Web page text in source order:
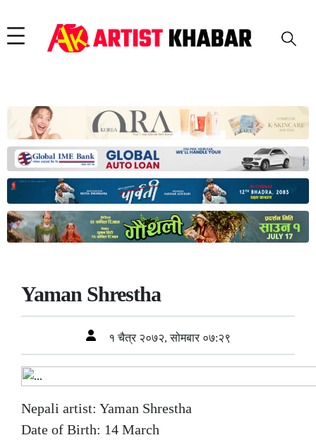
Yaman Shrestha
१ चैत्र २०७२, सोमबार ०७:२९
Nepali artist: Yaman Shrestha
Date of Birth: 14 March